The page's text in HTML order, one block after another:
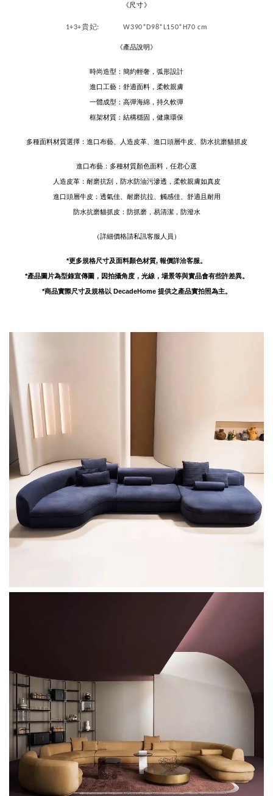
《尺寸》
1+3+貴妃: W390*D98*L150*H70 cm
《產品說明》
時尚造型：簡約輕奢，弧形設計
進口工藝：舒適面料，柔軟親膚
一體成型：高彈海綿，持久軟彈
框架材質：結構穩固，健康環保
多種面料材質選擇：進口布藝、人造皮革、進口頭層牛皮、防水抗磨貓抓皮
進口布藝：多種材質顏色面料，任君心選
人造皮革：耐磨抗刮，防水防油污滲透，柔軟親膚如真皮
進口頭層牛皮：透氣佳、耐磨抗拉、觸感佳、舒適且耐用
防水抗磨貓抓皮：防抓磨，易清潔，防潑水
（詳細價格請私訊客服人員）
*更多規格尺寸及面料顏色材質, 報價詳洽客服。
*產品圖片為型錄宣傳圖，因拍攝角度，光線，場景等與實品會有些許差異。
*商品實際尺寸及規格以 DecadeHome 提供之產品實拍照為主。